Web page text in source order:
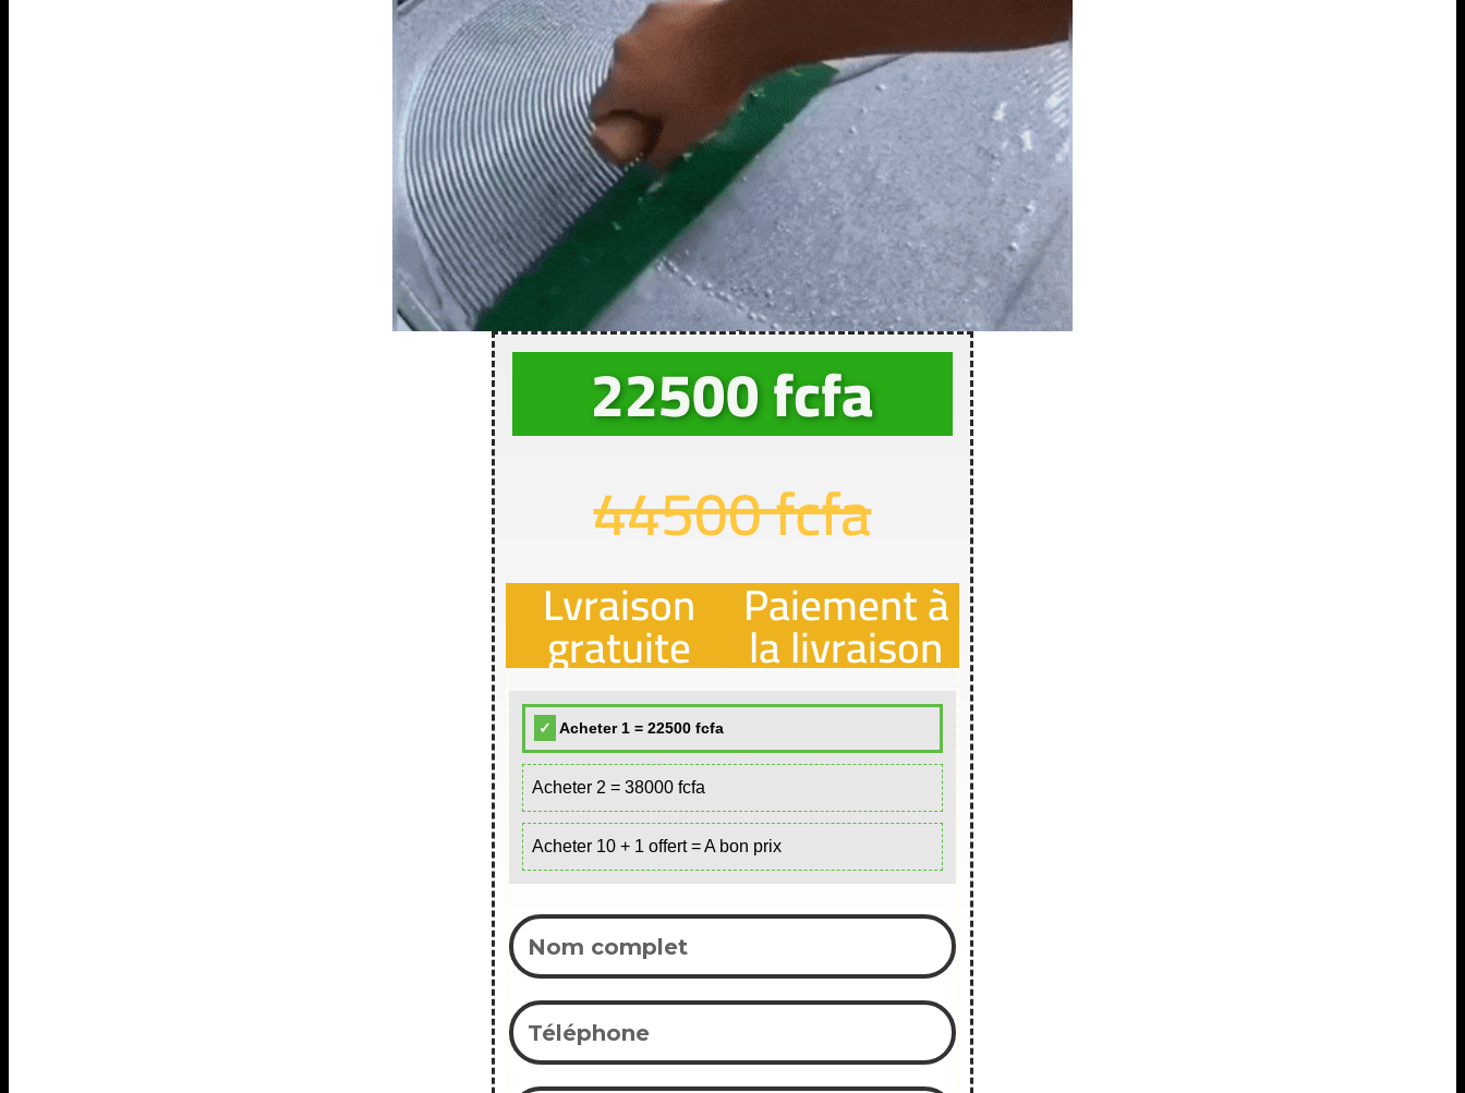
22500 fcfa
44500 fcfa
Lvraison
gratuite
Paiement à
la livraison
Acheter 1 = 22500 fcfa
Acheter 2 = 38000 fcfa
Acheter 10 + 1 offert = A bon prix